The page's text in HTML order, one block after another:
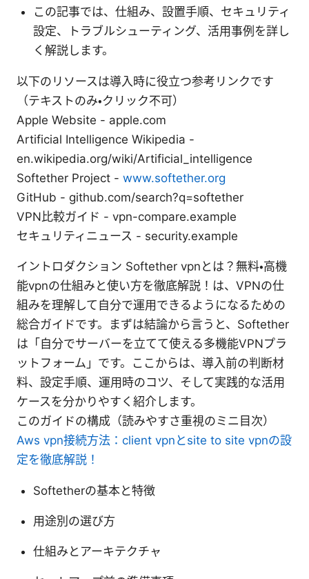
この記事では、仕組み、設置手順、セキュリティ
設定、トラブルシューティング、活用事例を詳し
く解説します。
以下のリソースは導入時に役立つ参考リンクです
（テキストのみ・クリック不可）
Apple Website - apple.com
Artificial Intelligence Wikipedia -
en.wikipedia.org/wiki/Artificial_intelligence
Softether Project - www.softether.org
GitHub - github.com/search?q=softether
VPN比較ガイド - vpn-compare.example
セキュリティニュース - security.example
イントロダクション Softether vpnとは？無料・高機
能vpnの仕組みと使い方を徹底解説！は、VPNの仕
組みを理解して自分で運用できるようになるための
総合ガイドです。まずは結論から言うと、Softether
は「自分でサーバーを立てて使える多機能VPNプラ
ットフォーム」です。ここからは、導入前の判断材
料、設定手順、運用時のコツ、そして実践的な活用
ケースを分かりやすく紹介します。
このガイドの構成（読みやすさ重視のミニ目次）
Aws vpn接続方法：client vpnとsite to site vpnの設
定を徹底解説！
Softetherの基本と特徴
用途別の選び方
仕組みとアーキテクチャ